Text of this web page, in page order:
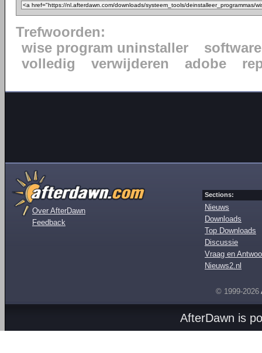
Trefwoorden:
wise program uninstaller
software
volledig
verwijderen adobe
Over AfterDawn
Feedback
Sections:
Nieuws
Downloads
Top Downloads
Discussie
Vraag en
Nieuws2.nl
© 1999-2026
AfterDawn is